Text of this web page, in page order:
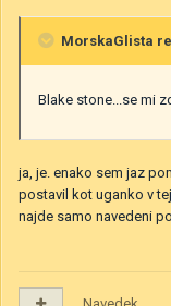
MorskaGlista
Blake stone...se mi
ja, je. enako sem jaz
postavil kot uganko v
najde samo navedeni